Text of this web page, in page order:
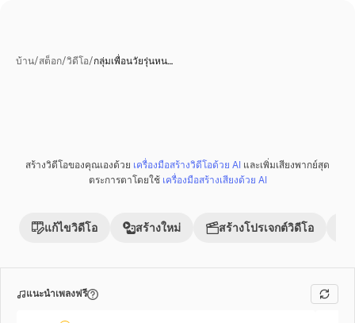
บ้าน/สต็อก/วิดีโอ/กลุ่มเพื่อนวัยรุ่นหน…
สร้างวิดีโอของคุณเองด้วย เครื่องมือสร้างวิดีโอด้วย AI และเพิ่มเสียงพากย์สุด
ตระการตาโดยใช้ เครื่องมือสร้างเสียงด้วย AI
แก้ไขวิดีโอ สร้างใหม่ สร้างโปรเจกต์วิดีโอ
แนะนำเพลงฟรี